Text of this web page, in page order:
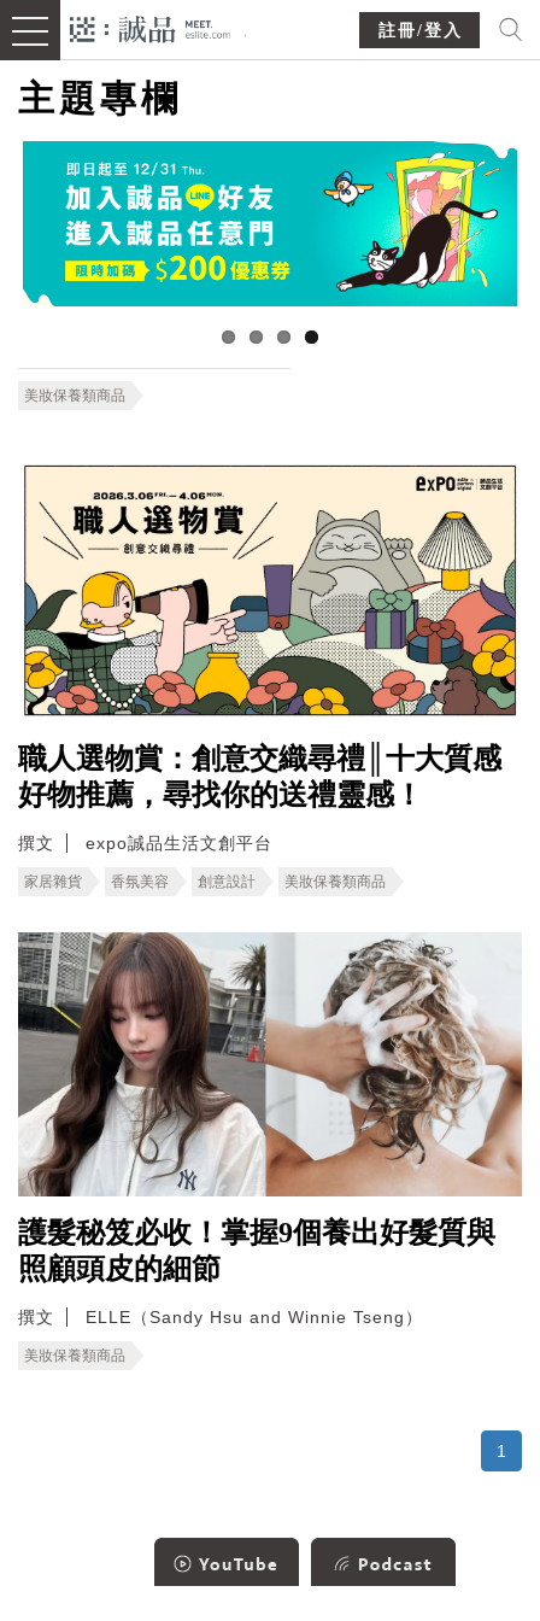
註冊/登入
主題專欄
美妝保養類商品
職人選物賞：創意交織尋禮║十大質感
好物推薦，尋找你的送禮靈感！
撰文 expo誠品生活文創平台
家居雜貨 香氛美容 創意設計 美妝保養類商品
護髮秘笈必收！掌握9個養出好髮質與
照顧頭皮的細節
撰文 ELLE（Sandy Hsu and Winnie Tseng）
美妝保養類商品
1